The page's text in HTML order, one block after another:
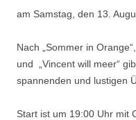
am Samstag, den 13.
Nach „Sommer in
und „Vincent will meer“
spannenden und lustigen
Start ist um 19:00 Uhr mit